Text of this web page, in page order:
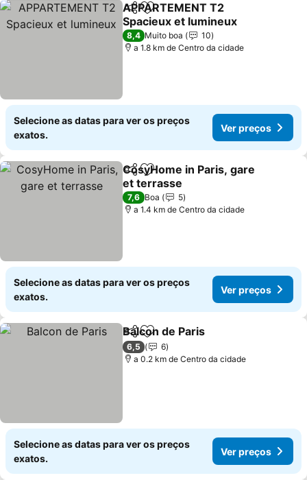
PartilharAdicionar aos favoritos
APPARTEMENT T2
Spacieux et lumineux
Ver preços
8,4 Muito boa
10
a 1.8 km de Centro da cidade
Selecione as datas para ver os preços
exatos.
Ver preços
PartilharAdicionar aos favoritos
CosyHome in Paris, gare
et terrasse
Ver preços
7,6 Boa
5
a 1.4 km de Centro da cidade
Selecione as datas para ver os preços
exatos.
Ver preços
PartilharAdicionar aos favoritos
Balcon de Paris
6,5
6
a 0.2 km de Centro da cidade
Selecione as datas para ver os preços
exatos.
Ver preços